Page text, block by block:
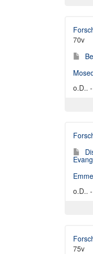
70v
o.D..
o.D..
75v